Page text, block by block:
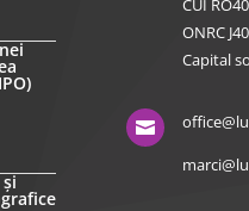
CUI
ONRC
Capital
